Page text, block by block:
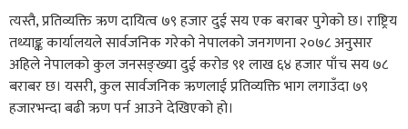
त्यस्तै, प्रतिव्यक्ति ऋण दायित्व ७९ हजार दुई सय एक बराबर पुगेको छ। राष्ट्रिय
तथ्याङ्क कार्यालयले सार्वजनिक गरेको नेपालको जनगणना २०७८ अनुसार
अहिले नेपालको कुल जनसङ्ख्या दुई करोड ९१ लाख ६४ हजार पाँच सय ७८
बराबर छ। यसरी, कुल सार्वजनिक ऋणलाई प्रतिव्यक्ति भाग लगाउँदा ७९
हजारभन्दा बढी ऋण पर्न आउने देखिएको हो।